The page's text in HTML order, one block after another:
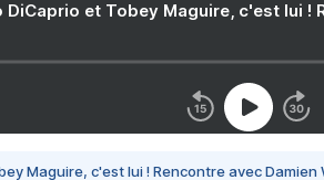
DiCaprio et Tobey Maguire, c'est lui !
Maguire, c'est lui ! Rencontre avec Damien